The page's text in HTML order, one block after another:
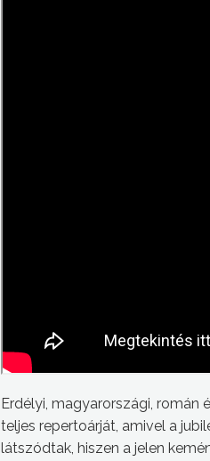
Erdélyi, magyarországi,
teljes repertoárját, amivel a
látszódtak, hiszen a jelen